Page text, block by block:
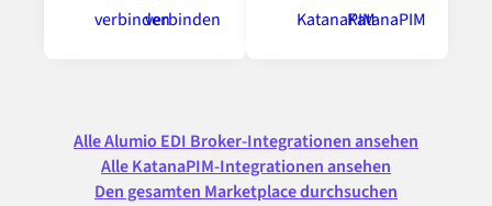
Alle Alumio EDI Broker-Integrationen ansehen
Alle KatanaPIM-Integrationen ansehen
Den gesamten Marketplace durchsuchen